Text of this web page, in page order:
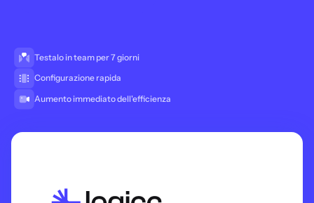
Testalo in team per 7 giorni
Configurazione rapida
Aumento immediato dell'efficienza